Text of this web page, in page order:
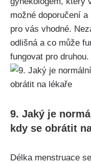
možné doporučení
pro vás vhodné.
odlišná a co může
fungovat pro ‍druhou.
9. Jaký je
kdy se obrátit‌
Délka⁢ menstruace